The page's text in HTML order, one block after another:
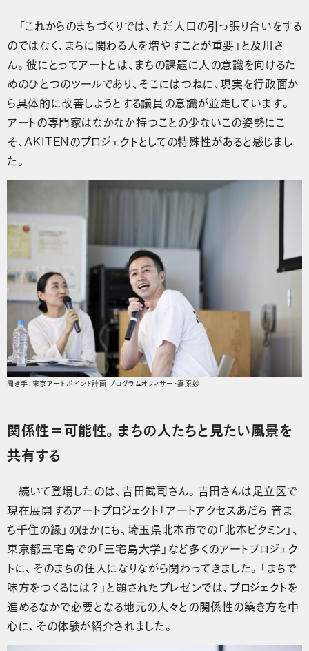
「これからのまちづくりでは、ただ人口の引っ張り合いをする
のではなく、まちに関わる人を増やすことが重要」と及川さ
ん。彼にとってアートとは、まちの課題に人の意識を向けるた
めのひとつのツールであり、そこにはつねに、現実を行政面か
ら具体的に改善しようとする議員の意識が並走しています。
アートの専門家はなかなか持つことの少ないこの姿勢にこ
そ、AKITENのプロジェクトとしての特殊性があると感じまし
た。
聞き手：東京アートポイント計画 プログラムオフィサー・嘉原妙
関係性＝可能性。まちの人たちと見たい風景を
共有する
続いて登場したのは、吉田武司さん。吉田さんは足立区で
現在展開するアートプロジェクト「アートアクセスあだち 音ま
ち千住の縁」のほかにも、埼玉県北本市での「北本ビタミン」、
東京都三宅島での「三宅島大学」など多くのアートプロジェク
トに、そのまちの住人になりながら関わってきました。「まちで
味方をつくるには？」と題されたプレゼンでは、プロジェクトを
進めるなかで必要となる地元の人々との関係性の築き方を中
心に、その体験が紹介されました。